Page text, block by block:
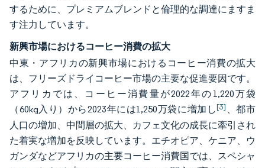
するために、プレミアムブレンドと倫理的な調達にますま
す注力しています。
新興市場におけるコーヒー消費の拡大
中東・アフリカの新興市場におけるコーヒー消費の拡大
は、フリーズドライコーヒー市場の主要な促進要因です。
アフリカでは、コーヒー消費量が2022年の1,220万袋
（60kg入り）から2023年には1,250万袋に増加し[3] 、都市
人口の増加、中間層の拡大、カフェ文化の成長に牽引され
た着実な増加を反映しています。エチオピア、ケニア、ウ
ガンダなどアフリカの主要コーヒー消費国では、スペシャ